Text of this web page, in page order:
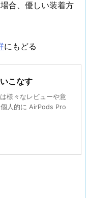
合、優しい装着方
にもどる
こなす
様々なレビューや意
人的に AirPods Pro